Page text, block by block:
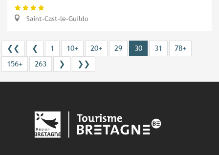
Saint-Cast-le-Guildo
❮❮ ❮ 1 10+ 20+ 29 30 31
78+
156+
263 ❯ ❯❯